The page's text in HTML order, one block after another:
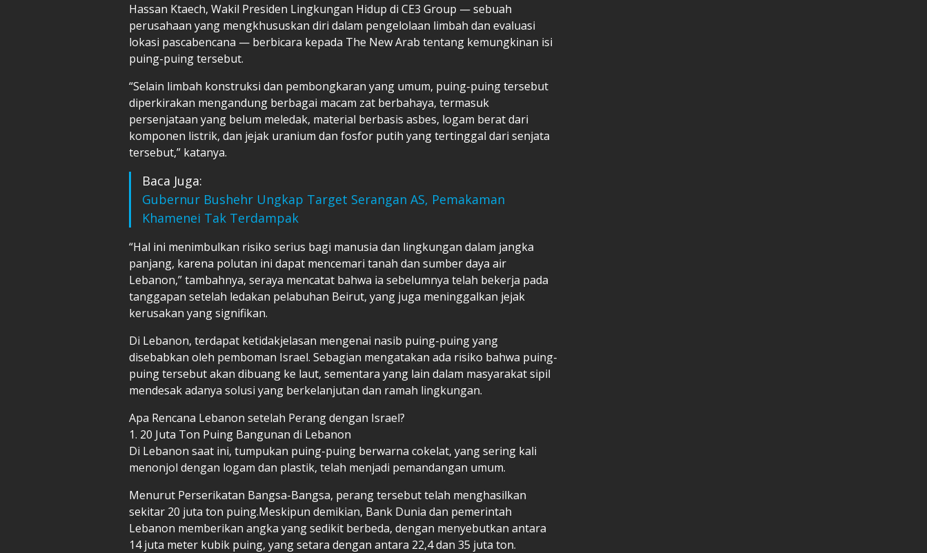
Hassan Ktaech, Wakil Presiden Lingkungan Hidup di CE3 Group — sebuah
perusahaan yang mengkhususkan diri dalam pengelolaan limbah dan evaluasi
lokasi pascabencana — berbicara kepada The New Arab tentang kemungkinan isi
puing-puing tersebut.
“Selain limbah konstruksi dan pembongkaran yang umum, puing-puing tersebut
diperkirakan mengandung berbagai macam zat berbahaya, termasuk
persenjataan yang belum meledak, material berbasis asbes, logam berat dari
komponen listrik, dan jejak uranium dan fosfor putih yang tertinggal dari senjata
tersebut,” katanya.
Baca Juga:
Gubernur Bushehr Ungkap Target Serangan AS, Pemakaman
Khamenei Tak Terdampak
“Hal ini menimbulkan risiko serius bagi manusia dan lingkungan dalam jangka
panjang, karena polutan ini dapat mencemari tanah dan sumber daya air
Lebanon,” tambahnya, seraya mencatat bahwa ia sebelumnya telah bekerja pada
tanggapan setelah ledakan pelabuhan Beirut, yang juga meninggalkan jejak
kerusakan yang signifikan.
Di Lebanon, terdapat ketidakjelasan mengenai nasib puing-puing yang
disebabkan oleh pemboman Israel. Sebagian mengatakan ada risiko bahwa puing-
puing tersebut akan dibuang ke laut, sementara yang lain dalam masyarakat sipil
mendesak adanya solusi yang berkelanjutan dan ramah lingkungan.
Apa Rencana Lebanon setelah Perang dengan Israel?
1. 20 Juta Ton Puing Bangunan di Lebanon
Di Lebanon saat ini, tumpukan puing-puing berwarna cokelat, yang sering kali
menonjol dengan logam dan plastik, telah menjadi pemandangan umum.
Menurut Perserikatan Bangsa-Bangsa, perang tersebut telah menghasilkan
sekitar 20 juta ton puing.Meskipun demikian, Bank Dunia dan pemerintah
Lebanon memberikan angka yang sedikit berbeda, dengan menyebutkan antara
14 juta meter kubik puing, yang setara dengan antara 22,4 dan 35 juta ton.